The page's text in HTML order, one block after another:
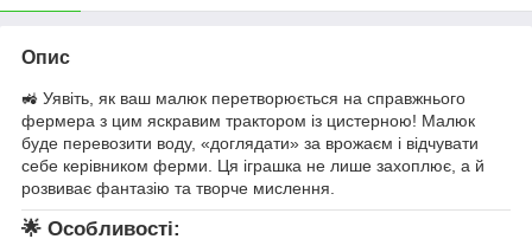
Опис
🚜 Уявіть, як ваш малюк перетворюється на справжнього
фермера з цим яскравим трактором із цистерною! Малюк
буде перевозити воду, «доглядати» за врожаєм і відчувати
себе керівником ферми. Ця іграшка не лише захоплює, а й
розвиває фантазію та творче мислення.
🌟 Особливості: